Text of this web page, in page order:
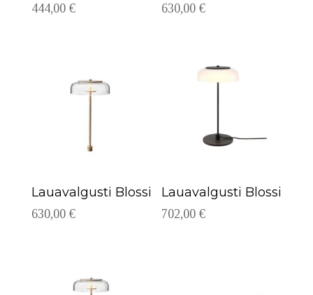
444,00 € 630,00€
Lauavalgusti Blossi
630,00 €
Lauavalgusti Blossi
702,00€